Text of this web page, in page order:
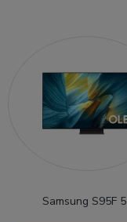
Samsung S95F